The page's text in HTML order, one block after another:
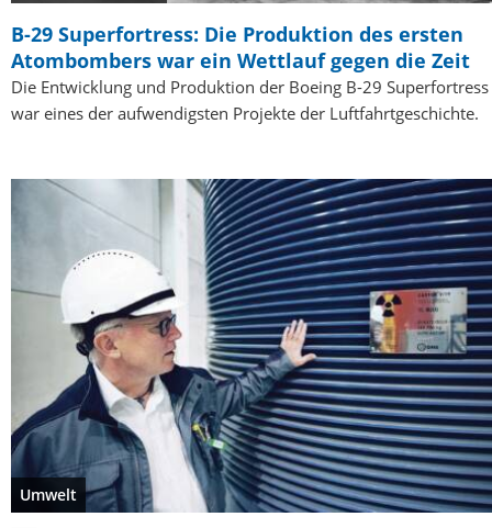
B-29 Superfortress: Die Produktion des ersten
Atombombers war ein Wettlauf gegen die Zeit
Die Entwicklung und Produktion der Boeing B-29 Superfortress
war eines der aufwendigsten Projekte der Luftfahrtgeschichte.
Umwelt